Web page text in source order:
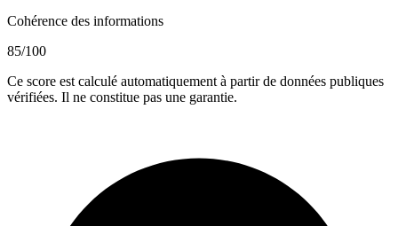
Cohérence des informations
85/100
Ce score est calculé automatiquement à partir de données publiques
vérifiées. Il ne constitue pas une garantie.